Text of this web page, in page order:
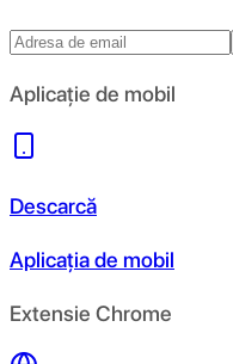
Aplicație de mobil
Descarcă
Aplicația de mobil
Extensie Chrome